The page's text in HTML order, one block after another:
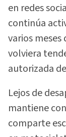
en redes
continúa
varios meses
volviera
autorizada
Lejos de
mantiene
comparte